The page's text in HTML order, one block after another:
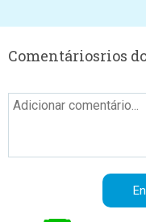
Comentáriosrios